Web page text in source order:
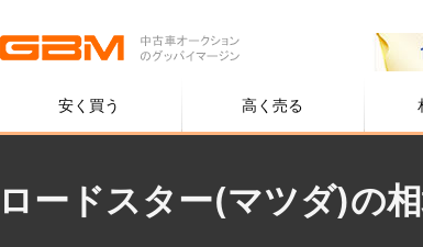
安く買う 高く売る
ロードスター(マツダ)の